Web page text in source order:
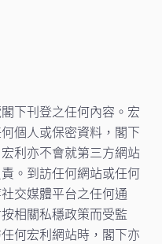
下刊登之任何內容。宏
個人或保密資料，閣下
利亦不會就第三方網站
。到訪任何網站或任何
交媒體平台之任何通
相關私穩政策而受監
何宏利網站時，閣下亦